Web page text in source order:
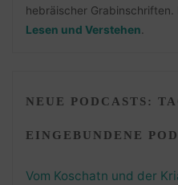
hebräischer Grabinschriften.
Lesen und Verstehen.
NEUE PODCASTS:
EINGEBUNDENE
Vom Koschatn und der